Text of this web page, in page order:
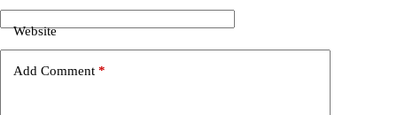
Website
Add Comment *
t
i